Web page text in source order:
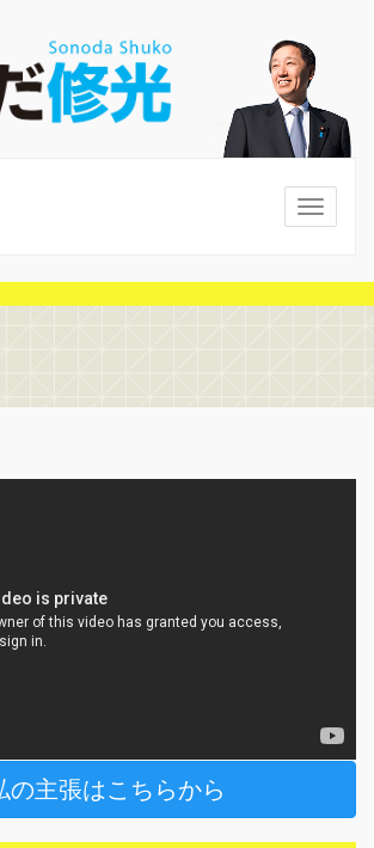
MENU
の主張はこちらから